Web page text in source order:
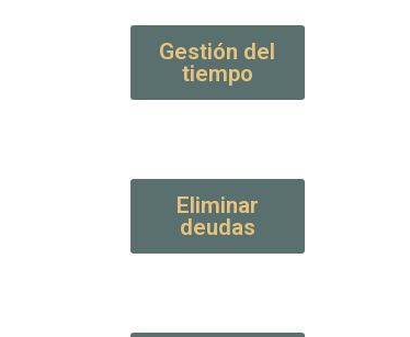
Gestión del
tiempo
Eliminar
deudas